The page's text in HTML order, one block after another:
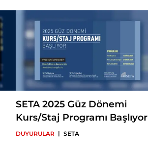
SETA 2025 Güz Dönemi
Kurs/Staj Programı Başlıyor
DUYURULAR | SETA